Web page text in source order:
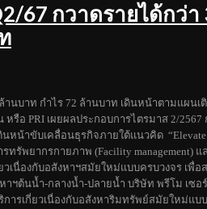
67 กวาดรายได้กว่า
านบาท กำไร 72 ล้านบาท เดินหน้าตามแผนเ
อ PRI เผยผลประกอบการไตรมาส 2/2567
หน้าขับเคลื่อนธุรกิจภายใต้แนวคิด “Elevate
รัพยากรกายภาพ (Facility management) แ
เนื่องกับอสังหาฯสมัยใหม่แบบครบวงจร เพื่อ
าฯต้นน้ำ-กลางน้ำ-ปลายน้ำ บริษัท พรีโม เซอ
ารเกี่ยวเนื่องกับอสังหาริมทรัพย์สมัยใหม่แบ